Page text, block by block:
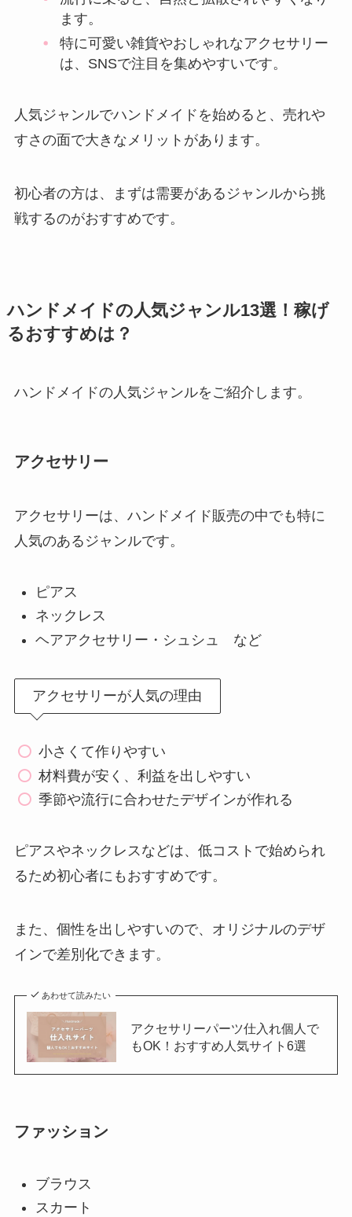
ます。
特に可愛い雑貨やおしゃれなアクセサリー
は、SNSで注目を集めやすいです。
人気ジャンルでハンドメイドを始めると、売れや
すさの面で大きなメリットがあります。
初心者の方は、まずは需要があるジャンルから挑
戦するのがおすすめです。
ハンドメイドの人気ジャンル13選！稼げ
るおすすめは？
ハンドメイドの人気ジャンルをご紹介します。
アクセサリー
アクセサリーは、ハンドメイド販売の中でも特に
人気のあるジャンルです。
ピアス
ネックレス
ヘアアクセサリー・シュシュ など
アクセサリーが人気の理由
小さくて作りやすい
材料費が安く、利益を出しやすい
季節や流行に合わせたデザインが作れる
ピアスやネックレスなどは、低コストで始められ
るため初心者にもおすすめです。
また、個性を出しやすいので、オリジナルのデザ
インで差別化できます。
あわせて読みたい
アクセサリーパーツ仕入れ個人で
もOK！おすすめ人気サイト6選
ファッション
ブラウス
スカート